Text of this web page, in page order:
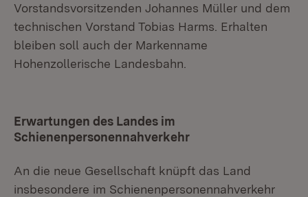
Vorstandsvorsitzenden Johannes Müller und dem
technischen Vorstand Tobias Harms. Erhalten
bleiben soll auch der Markenname
Hohenzollerische Landesbahn.
Erwartungen des Landes im
Schienenpersonennahverkehr
An die neue Gesellschaft knüpft das Land
insbesondere im Schienenpersonennahverkehr